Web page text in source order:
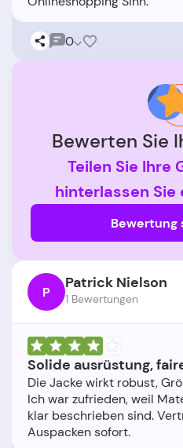
0
Bewerten Sie
Teilen Sie Ihre
hinterlassen Sie
Bewertung
P Patrick Nielson
1 Bewertungen
Solide ausrüstung,
Die Jacke wirkt robust,
Ich war zufrieden, weil
klar beschrieben sind.